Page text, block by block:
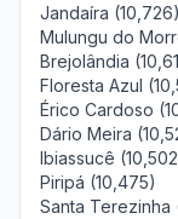
Jandaíra (10,726)
Mulungu do
Brejolândia
Floresta Azul
Érico Cardoso
Dário Meira
Ibiassucê
Piripá (10,475)
Santa Terezinha